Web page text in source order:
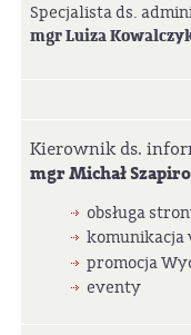
Specjalista ds.
mgr Luiza
Kierownik ds.
mgr Michał Szapiro
obsługa
komunikacja
promocja
eventy